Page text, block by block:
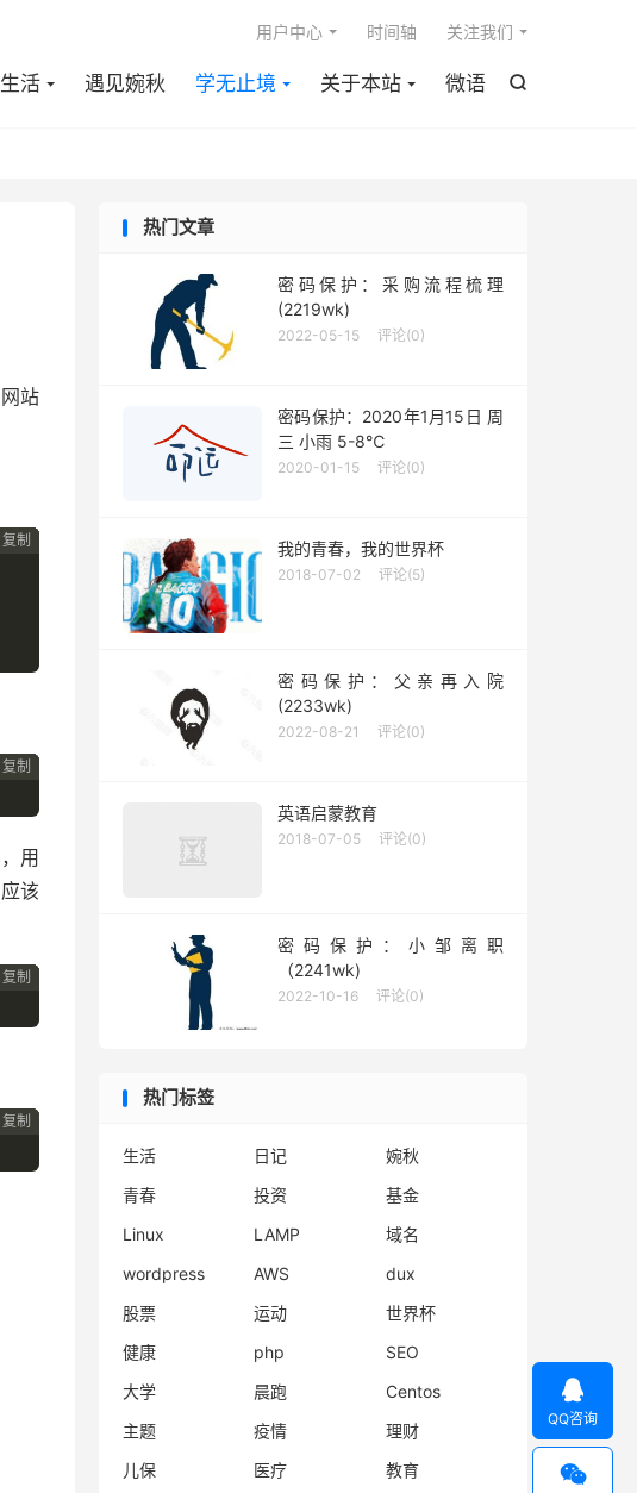

活 遇见婉秋 学无止境 关于本站 微语
用户中心 时间轴 关注我们
站
复制
复制
复制
复制
复制
复制
复制
复制
复制
复制
复制
用
该
复制
复制
复制
复制
复制
复制
复制
热门文章
密码保护：采购流程梳理
(2219wk)
2022-05-15 评论(0)
密码保护：2020年1月15日 周
三 小雨 5-8℃
2020-01-15 评论(0)
我的青春，我的世界杯
2018-07-02 评论(5)
密码保护：父亲再入院
(2233wk)
2022-08-21 评论(0)
英语启蒙教育
2018-07-05 评论(0)
密码保护：小邹离职
（2241wk)
2022-10-16 评论(0)
热门标签
生活 日记
婉秋
青春
投资
基金
Linux
LAMP
域名
wordpress
AWS
dux
股票
运动
世界杯
健康
php
SEO
大学
晨跑
Centos
主题
疫情
理财
儿保
医疗
教育

QQ咨询
